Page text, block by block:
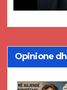
Opinione